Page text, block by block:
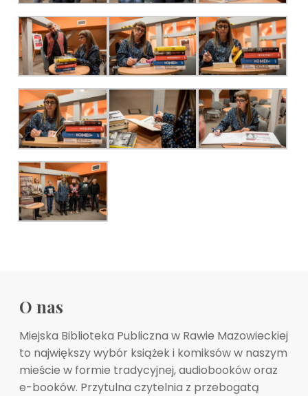
O nas
Miejska Biblioteka Publiczna w Rawie Mazowieckiej
to największy wybór książek i komiksów w naszym
mieście w formie tradycyjnej, audiobooków oraz
e-booków. Przytulna czytelnia z przebogatą